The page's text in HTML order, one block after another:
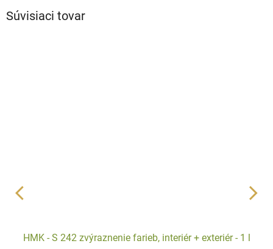
Súvisiaci tovar
HMK - S 242 zvýraznenie farieb, interiér + exteriér - 1 l